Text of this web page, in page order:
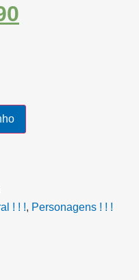
! ! !, Personagens ! ! !